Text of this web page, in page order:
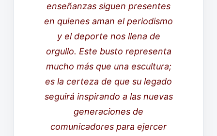
enseñanzas siguen presentes
en quienes aman el periodismo
y el deporte nos llena de
orgullo. Este busto representa
mucho más que una escultura;
es la certeza de que su legado
seguirá inspirando a las nuevas
generaciones de
comunicadores para ejercer